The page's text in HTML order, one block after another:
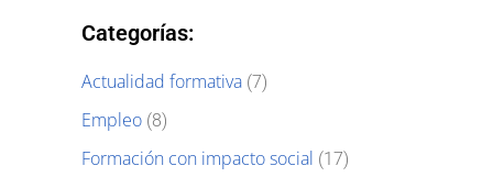
Categorías:
Actualidad formativa (7)
Empleo (8)
Formación con impacto social (17)